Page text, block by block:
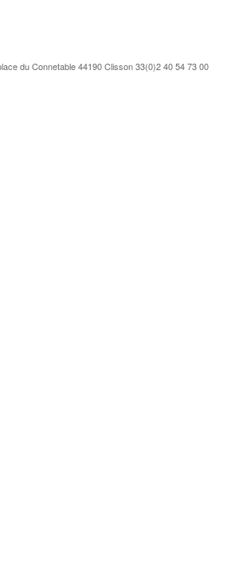
du Connetable 44190 Clisson 33(0)2 40 54 73 00